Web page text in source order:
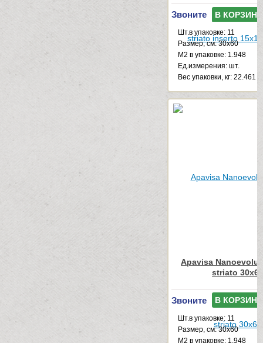
Звоните В КОРЗИНУ
Шт.в упаковке: 11
Размер, см: 30x60
М2 в упаковке: 1.948
Ед.измерения: шт.
Веc упаковки, кг: 22.461
Apavisa
striato 30x60
Звоните В КОРЗИНУ
Шт.в упаковке: 11
Размер, см: 30x60
М2 в упаковке: 1.948